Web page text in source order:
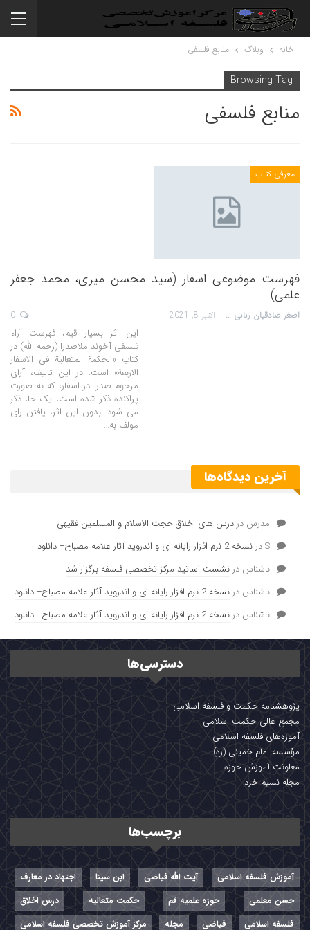
خانه وبلاگ منابع فلسفی
Browsing Tag
منابع فلسفی
معرفی کتاب
فهرست موضوعی اسفار (سید محسن میری، محمد جعفر
علمی)
اصغر صادقیان رنانی اکتبر 8, 2021
این اثر بسیار قیم، فهرست آراء
فلسفی آخوند ملاصدرا (رحمه الله) در
کتاب «الحکمة المتعالیة فی الاسفار
الاربعة» است. در این تالیف، آرای
مرحوم صدرا در اسفار، که به صورت
پراکنده ذکر شده است، یک جا، ذکر
می شود. بدون این اثر، یافتن رای
مولف به…
آخرین دیدگاه‌ها
مدرس در درس های اخلاق حجت الاسلام و المسلمین فقیهی
Sدر نسخه 2 نرم افزار رایانه ای و اندروید آثار علامه مصباح+ دانلود
ناشناس در نشست اساتید مرکز تخصصی فلسفه برگزار شد
ناشناس در نسخه 2 نرم افزار رایانه ای و اندروید آثار علامه مصباح+ دانلود
ناشناس در نسخه 2 نرم افزار رایانه ای و اندروید آثار علامه مصباح+ دانلود
دسترسی‌ها
پژوهشنامه حکمت و فلسفه اسلامی
مجمع عالی حکمت اسلامی
آموزه‌های فلسفه اسلامی
مؤسسه امام خمینی (ره)
معاونت آموزش حوزه
مجله نسیم خرد
برچسب‌ها
آموزش فلسفه اسلامی آیت الله فیاضی ابن سینا
اجتهاد در معارف
حسن معلمی
حوزه علمیه قم حکمت متعالیه
درس اخلاق
فلسفه اسلامی
فیاضی مجله مرکز آموزش تخصصی فلسفه اسلامی